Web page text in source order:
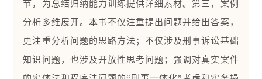
节，为总结归纳能力训练提供详细素材。第三，案例
分析多维展开。本书不仅注重提出问题并给出答案，
更注重分析问题的思路方法；不仅涉及刑事诉讼基础
知识问题，也涉及开放性思考问题；强调对真实案件